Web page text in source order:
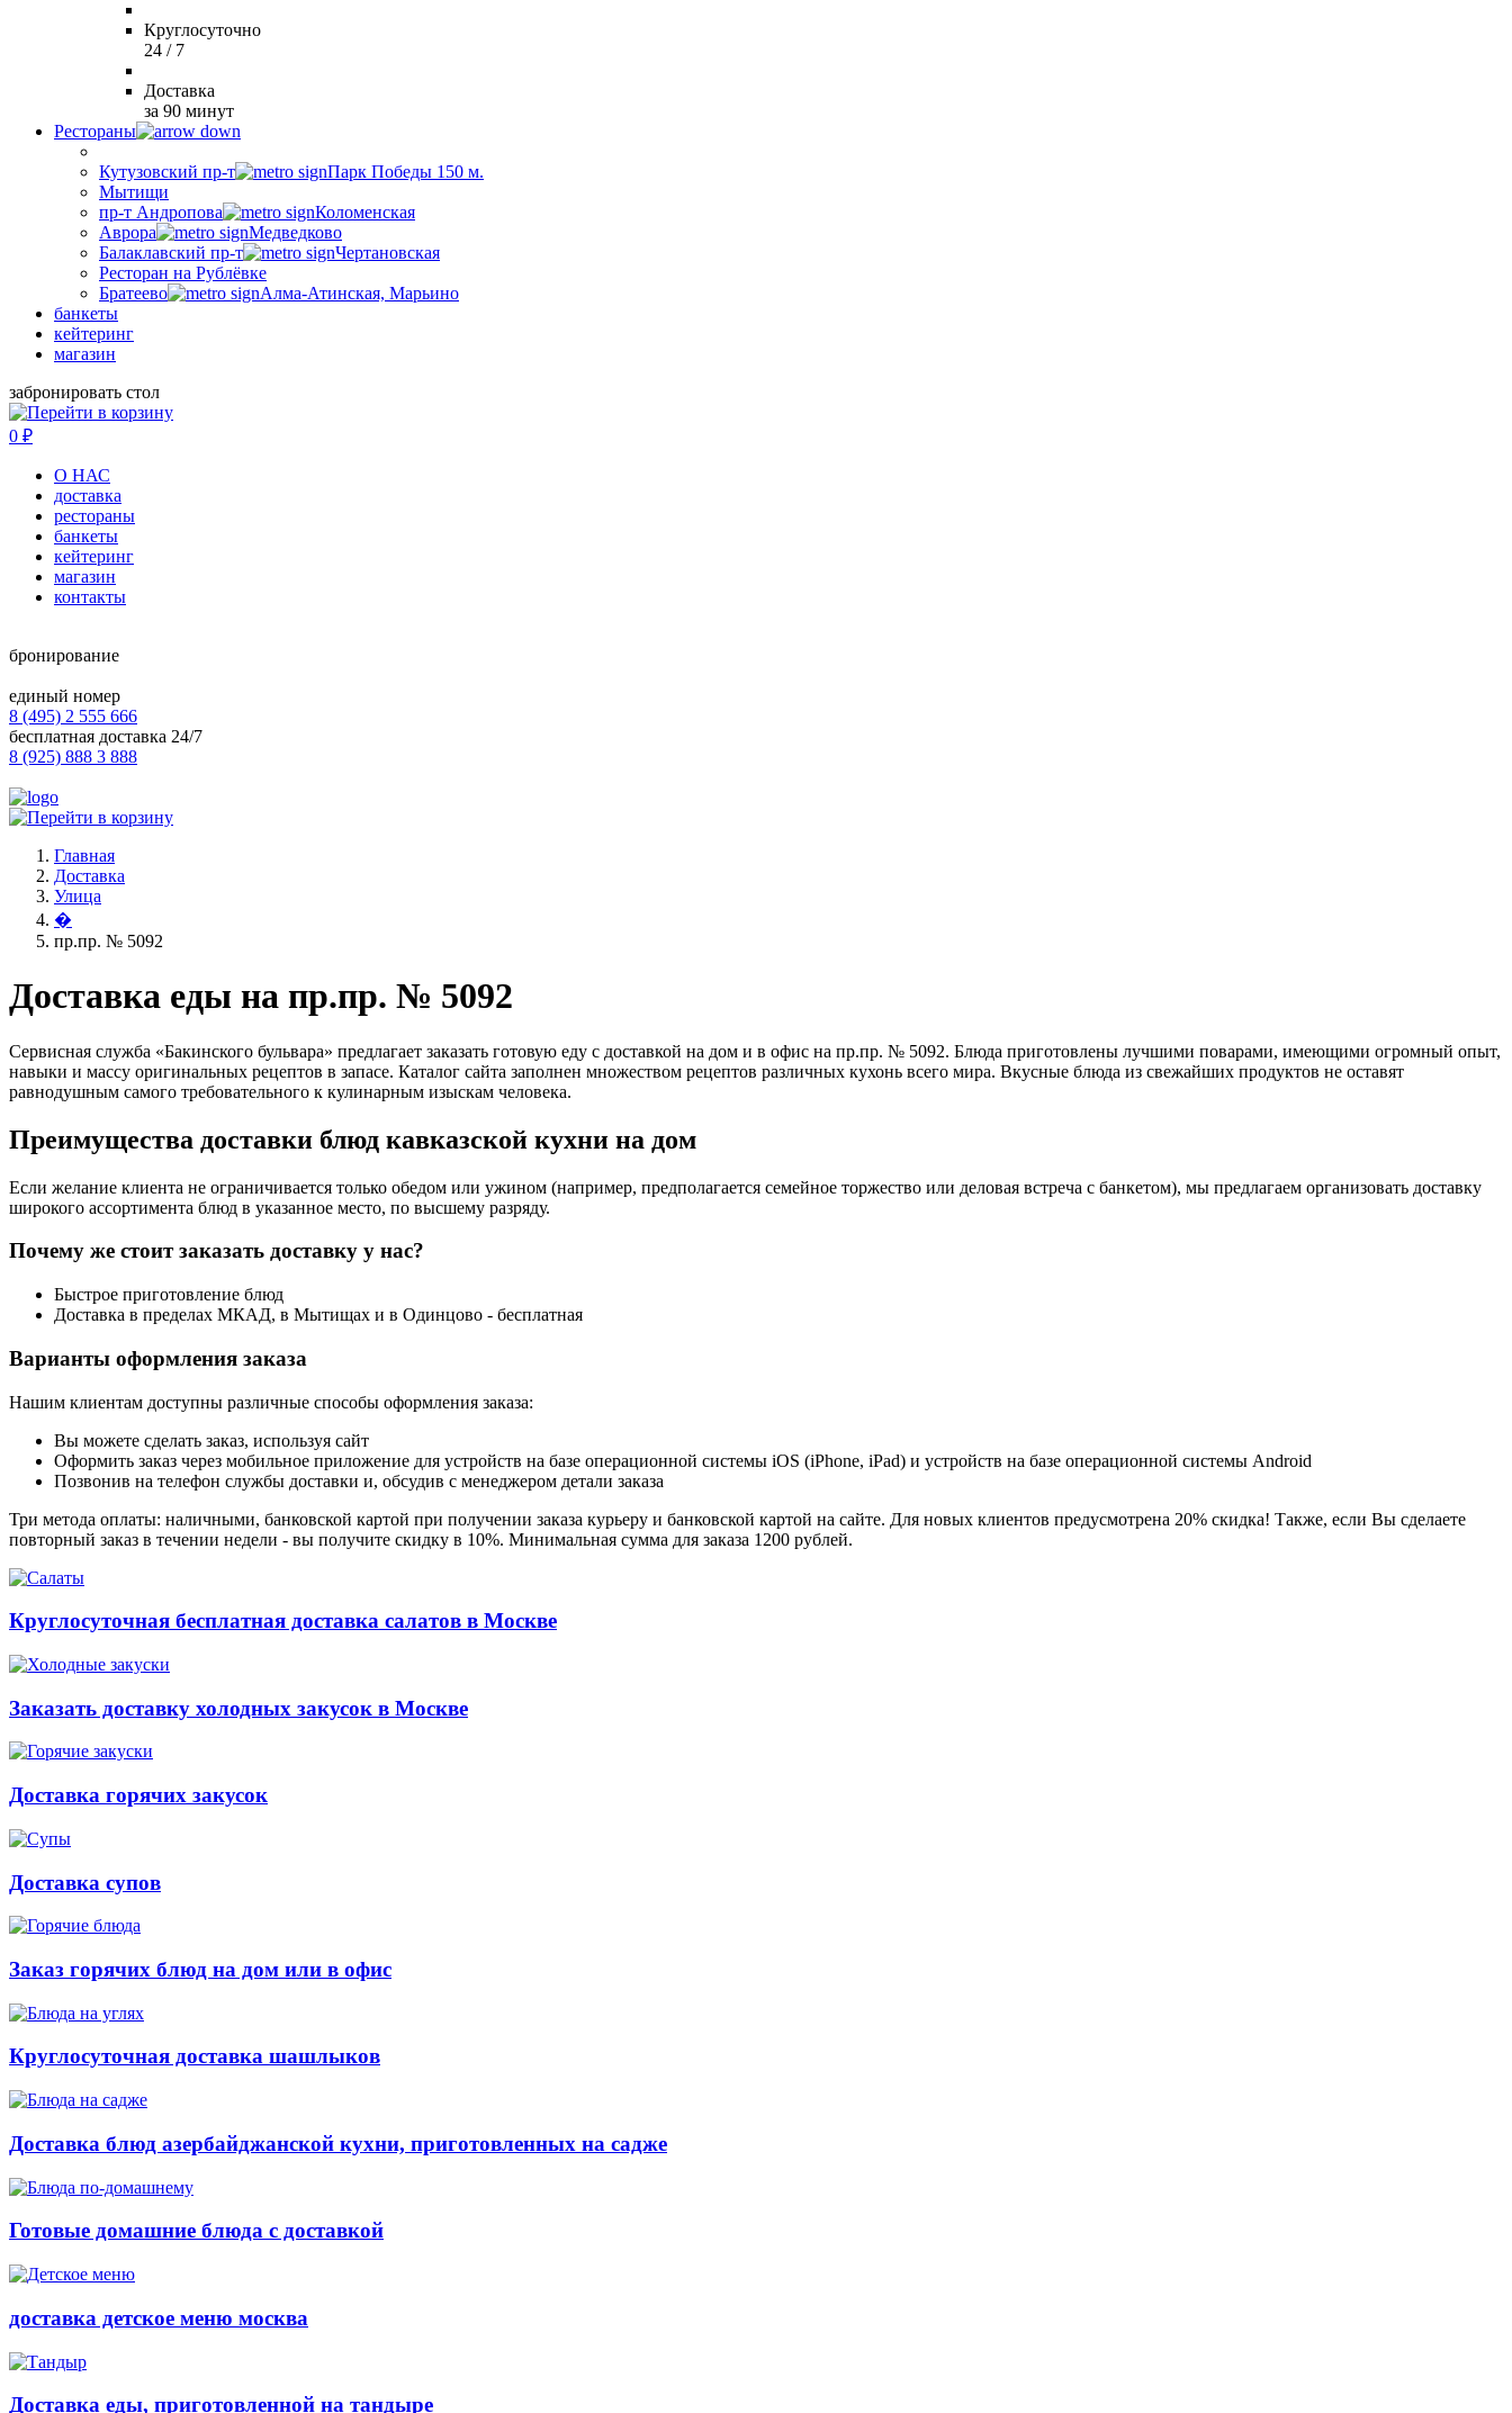
Круглосуточно
24 / 7
Доставка
за 90 минут
Рестораны
Кутузовский пр-т
Парк Победы 150 м.
Мытищи
пр-т Андропова
Коломенская
Аврора
Медведково
Балаклавский пр-т
Чертановская
Ресторан на Рублёвке
Братеево
Алма-Атинская, Марьино
банкеты
кейтеринг
магазин
забронировать стол
0 ₽
О НАС
доставка
рестораны
банкеты
кейтеринг
магазин
контакты
бронирование
единый номер
8 (495) 2 555 666
бесплатная доставка 24/7
8 (925) 888 3 888
Главная
Доставка
Улица
�
пр.пр. № 5092
Доставка еды на пр.пр. № 5092
Сервисная служба «Бакинского бульвара» предлагает заказать готовую еду с доставкой на дом и в офис на пр.пр. № 5092. Блюда приготовлены лучшими поварами, имеющими огромный опыт,
навыки и массу оригинальных рецептов в запасе. Каталог сайта заполнен множеством рецептов различных кухонь всего мира. Вкусные блюда из свежайших продуктов не оставят
равнодушным самого требовательного к кулинарным изыскам человека.
Преимущества доставки блюд кавказской кухни на дом
Если желание клиента не ограничивается только обедом или ужином (например, предполагается семейное торжество или деловая встреча с банкетом), мы предлагаем организовать доставку
широкого ассортимента блюд в указанное место, по высшему разряду.
Почему же стоит заказать доставку у нас?
Быстрое приготовление блюд
Доставка в пределах МКАД, в Мытищах и в Одинцово - бесплатная
Варианты оформления заказа
Нашим клиентам доступны различные способы оформления заказа:
Вы можете сделать заказ, используя сайт
Оформить заказ через мобильное приложение для устройств на базе операционной системы iOS (iPhone, iPad) и устройств на базе операционной системы Android
Позвонив на телефон службы доставки и, обсудив с менеджером детали заказа
Три метода оплаты: наличными, банковской картой при получении заказа курьеру и банковской картой на сайте. Для новых клиентов предусмотрена 20% скидка! Также, если Вы сделаете
повторный заказ в течении недели - вы получите скидку в 10%. Минимальная сумма для заказа 1200 рублей.
Круглосуточная бесплатная доставка салатов в Москве
Заказать доставку холодных закусок в Москве
Доставка горячих закусок
Доставка супов
Заказ горячих блюд на дом или в офис
Круглосуточная доставка шашлыков
Доставка блюд азербайджанской кухни, приготовленных на садже
Готовые домашние блюда с доставкой
доставка детское меню москва
Доставка еды, приготовленной на тандыре